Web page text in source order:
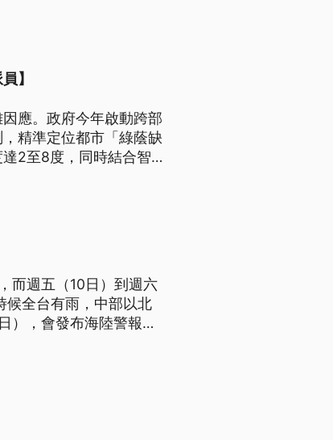
】
應。政府今年啟動跨部
精準定位都市「綠蔭缺
2至8度，同時結合智
而週五（10日）到週六
候全台有雨，中部以北
），會發布海陸警報，